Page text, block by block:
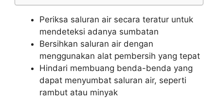
Periksa saluran air secara teratur untuk
mendeteksi adanya sumbatan
Bersihkan saluran air dengan
menggunakan alat pembersih yang tepat
Hindari membuang benda-benda yang
dapat menyumbat saluran air, seperti
rambut atau minyak